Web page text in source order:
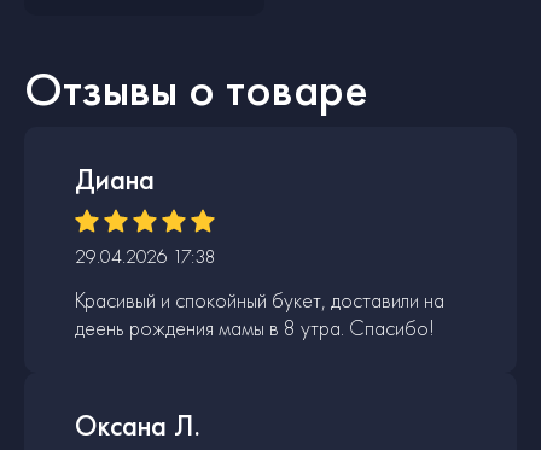
Отзывы о товаре
Диана
29.04.2026 17:38
Красивый и спокойный букет, доставили на
деень рождения мамы в 8 утра. Спасибо!
Оксана Л.